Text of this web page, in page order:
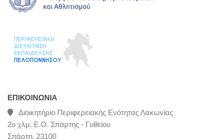
ΕΠΙΚΟΙΝΩΝΊΑ
Διοικητήριο Περιφερειακής Ενότητας Λακωνίας
2ο χλμ. Ε.Ο. Σπάρτης - Γυθείου
Σπάρτη, 23100